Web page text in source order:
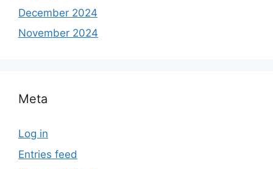
December 2024
November 2024
Meta
Log in
Entries feed